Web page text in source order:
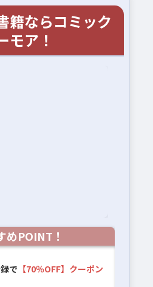
籍ならコミック
モア！
めPOINT！
で 【70％OFF】クーポン